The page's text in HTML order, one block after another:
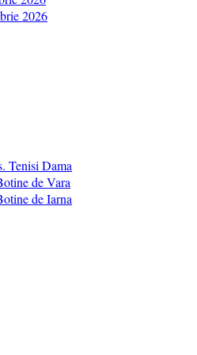
2026
Tenisi Dama
de Vara
de Iarna